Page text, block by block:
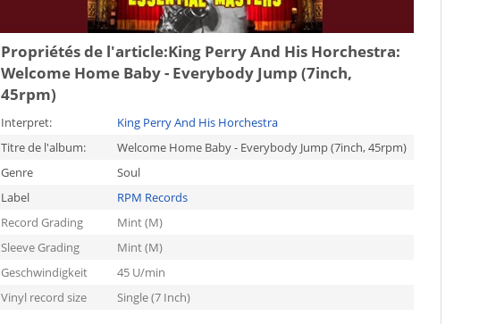
Propriétés de l'article:King Perry And His Horchestra:
Welcome Home Baby - Everybody Jump (7inch,
45rpm)
Interpret:
King Perry And His Horchestra
Titre de l'album:
Welcome Home Baby - Everybody Jump (7inch, 45rpm)
Genre
Soul
Label
RPM Records
Record Grading
Mint (M)
Sleeve Grading
Mint (M)
Geschwindigkeit
45 U/min
Vinyl record size
Single (7 Inch)